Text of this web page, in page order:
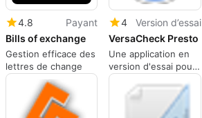
4.8
Payant
Bills of exchange
Gestion efficace des
lettres de change
4
Version d’essai
VersaCheck Presto
Une application en
version d'essai pour
Windows, par
VersaCheck.